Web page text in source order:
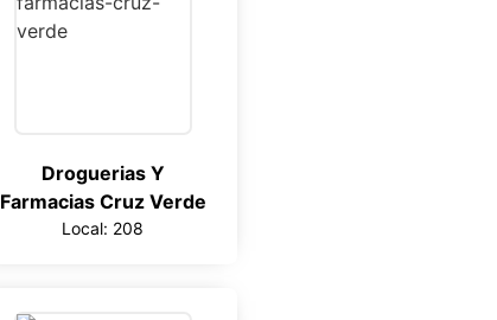
Droguerias Y
Farmacias Cruz Verde
Local: 208